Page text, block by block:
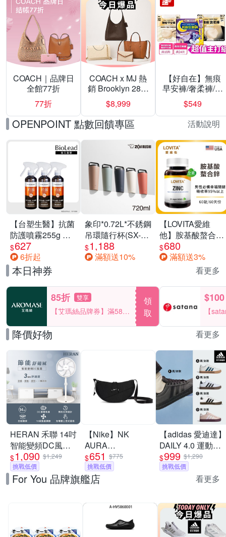
COACH｜品牌日
全館77折
77折
COACH x MJ 熱
銷 Brooklyn 28／
兩用／斜背包均
一價-多款可選
$8,999
【好自在】無痕
早安褲/奢柔褲/熊
抱安睡褲 超值組
任選一組 -生理
褲/衛生棉褲(無痕
褲18片、安睡褲
24片)
$549
OPENPOINT 點數回饋專區 活動說明
【台塑生醫】抗菌
防護噴霧255g 三
入組
$627
6折起
象印*0.72L*不銹鋼
吊環隨行杯(SX-
LA72H)
$1,188
滿額送10%
【LOVITA愛維
他】胺基酸螯合鋅
x2瓶30mg素食錠
(鋅錠)
$680
滿額送3%
本日神券 看更多
85折 雙享
【艾瑪絲品牌券】滿580
領
取
$100
【
降價好物 看更多
HERAN 禾聯 14吋
智能變頻DC風扇
HDF-14WT760
[限時優惠]
$1,090 $1,249
挑戰低價
【Nike】NK
AURA
CRESCENT
CROSSBODY 斜
背包 男女 A-
$651 $775
挑戰低價
【adidas 愛迪達】
DAILY 4.0 運動休
閒鞋 男鞋/女鞋 (多
款任選)
$999 $1,290
挑戰低價
For You 品牌旗艦店 看更多